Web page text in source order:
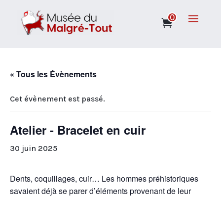
0
« Tous les Évènements
Cet évènement est passé.
Atelier - Bracelet en cuir
30 juin 2025
Dents, coquillages, cuir… Les hommes préhistoriques
savaient déjà se parer d’éléments provenant de leur